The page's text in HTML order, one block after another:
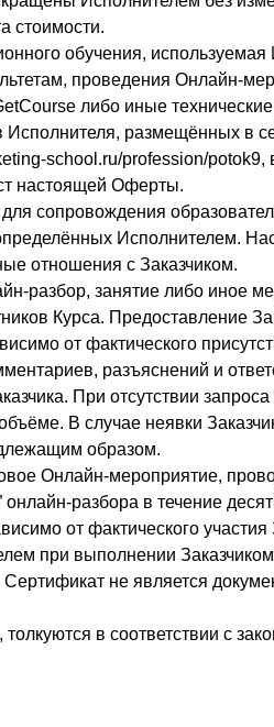
стоимости.
обучения,
проведения Онлайн-
либо иные
размещённых в
school.ru/profession/
настоящей Оферты.
сопровождения
Исполнителем.
отношения с Заказчиком.
разбор, занятие либо иное
Курса. Предоставление
от фактического
разъяснений и
При отсутствии
В случае неявки
образом.
Онлайн-мероприятие,
разбора в течение
от фактического участия
при выполнении
не является
в соответствии с